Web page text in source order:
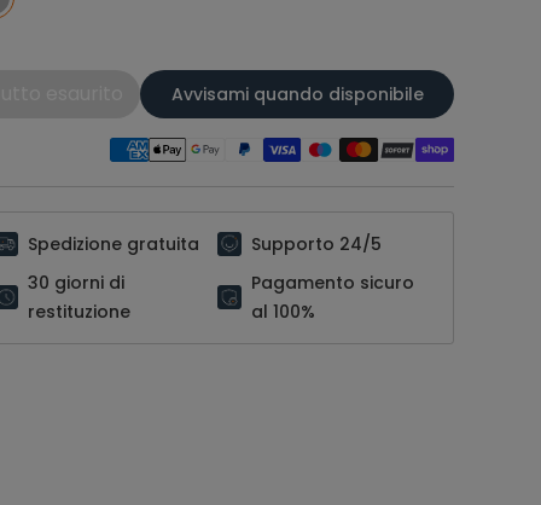
Avvisami quando disponibile
Spedizione gratuita
Supporto 24/5
30 giorni di
restituzione
Pagamento sicuro
al 100%